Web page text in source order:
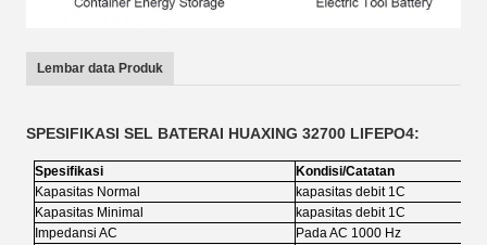
Lembar data Produk
SPESIFIKASI SEL BATERAI HUAXING 32700 LIFEPO4:
Spesifikasi
Kondisi/Catatan
Kapasitas Normal
kapasitas debit 1C
Kapasitas Minimal
kapasitas debit 1C
Impedansi AC
Pada AC 1000 Hz